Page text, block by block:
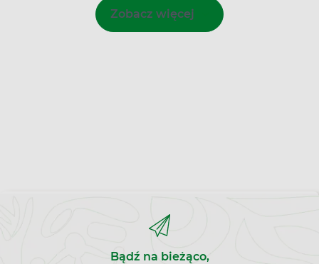
Zobacz więcej
Bądź na bieżąco,